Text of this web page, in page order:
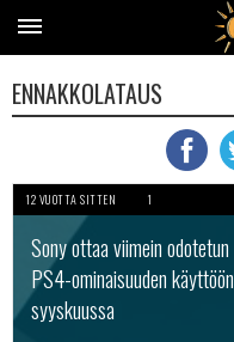
ENNAKKOLATAUS
12 VUOTTA SITTEN 1
Sony ottaa viimein odotetun
PS4-ominaisuuden käyttöön
syyskuussa